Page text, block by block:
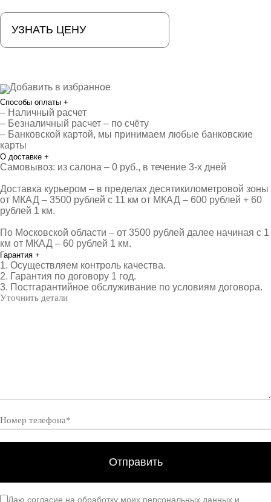
УЗНАТЬ ЦЕНУ
Добавить в избранное
Способы оплаты +
– Наличный расчет
– Безналичный расчет – по счёту
– Банковской картой, мы принимаем любые банковские
карты
О доставке +
Самовывоз: из салона – 0 руб., в течение 3-х дней
Доставка курьером – в пределах десятикилометровой зоны
от МКАД – 3500 рублей с 11 км от МКАД – 600 рублей + 60
рублей 1 км.
По Московской области – от 3500 рублей далее начиная с 1
км от МКАД – 60 рублей 1 км.
Гарантия +
1. Осуществляем контроль качества.
2. Гарантия по договору 1 год.
3. Постгарантийное обслуживание по условиям договора.
Даю согласие на обработку моих персональных данных и